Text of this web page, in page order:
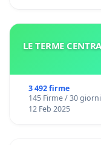
LE TERME
3 492 firme
145 Firme / 30 giorni
12 Feb 2025